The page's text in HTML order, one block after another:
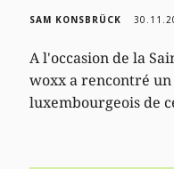
SAM KONSBRÜCK
A l'occasion de la
woxx a rencontré
luxembourgeois de